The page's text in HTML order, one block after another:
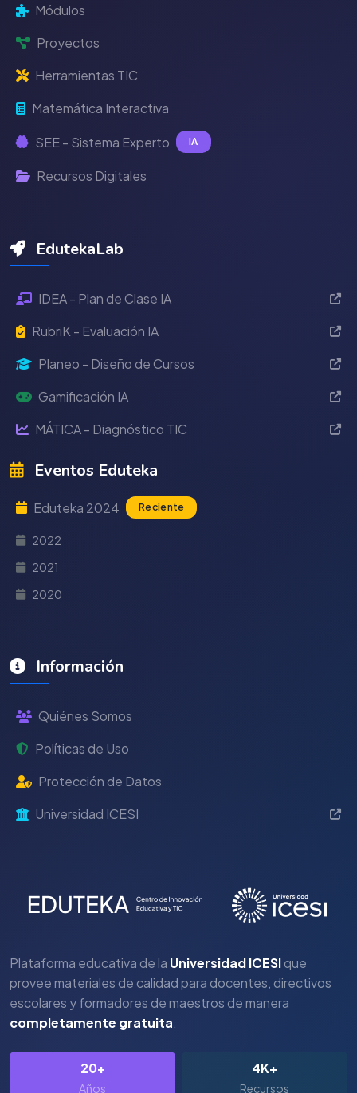
Módulos
Proyectos
Herramientas TIC
Matemática Interactiva
SEE - Sistema Experto IA
Recursos Digitales
EdutekaLab
IDEA - Plan de Clase IA
RubriK - Evaluación IA
Planeo - Diseño de Cursos
Gamificación IA
MÁTICA - Diagnóstico TIC
Eventos Eduteka
Eduteka 2024 Reciente
2022
2021
2020
Información
Quiénes Somos
Políticas de Uso
Protección de Datos
Universidad ICESI
Plataforma educativa de la Universidad ICESIque
provee materiales de calidad para docentes, directivos
escolares y formadores de maestros de manera
completamente gratuita.
20+
Años
4K+
Recursos